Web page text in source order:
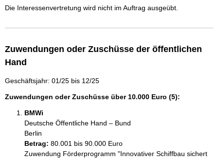
Die Interessenvertretung wird nicht im Auftrag ausgeübt.
Zuwendungen oder Zuschüsse der öffentlichen
Hand
Geschäftsjahr: 01/25 bis 12/25
Zuwendungen oder Zuschüsse über 10.000 Euro (5):
BMWi
Deutsche Öffentliche Hand – Bund
Berlin
Betrag: 80.001 bis 90.000 Euro
Zuwendung Förderprogramm "Innovativer Schiffbau sichert